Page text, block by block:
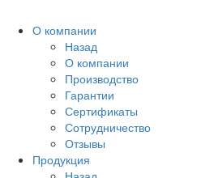
О компании
Назад
О компании
Производство
Гарантии
Сертификаты
Сотрудничество
Отзывы
Продукция